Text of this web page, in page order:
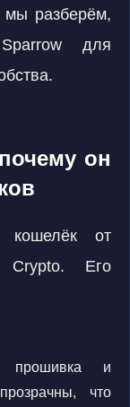
мы разберём,
для
он
кошелёк от
Crypto. Его
и
что